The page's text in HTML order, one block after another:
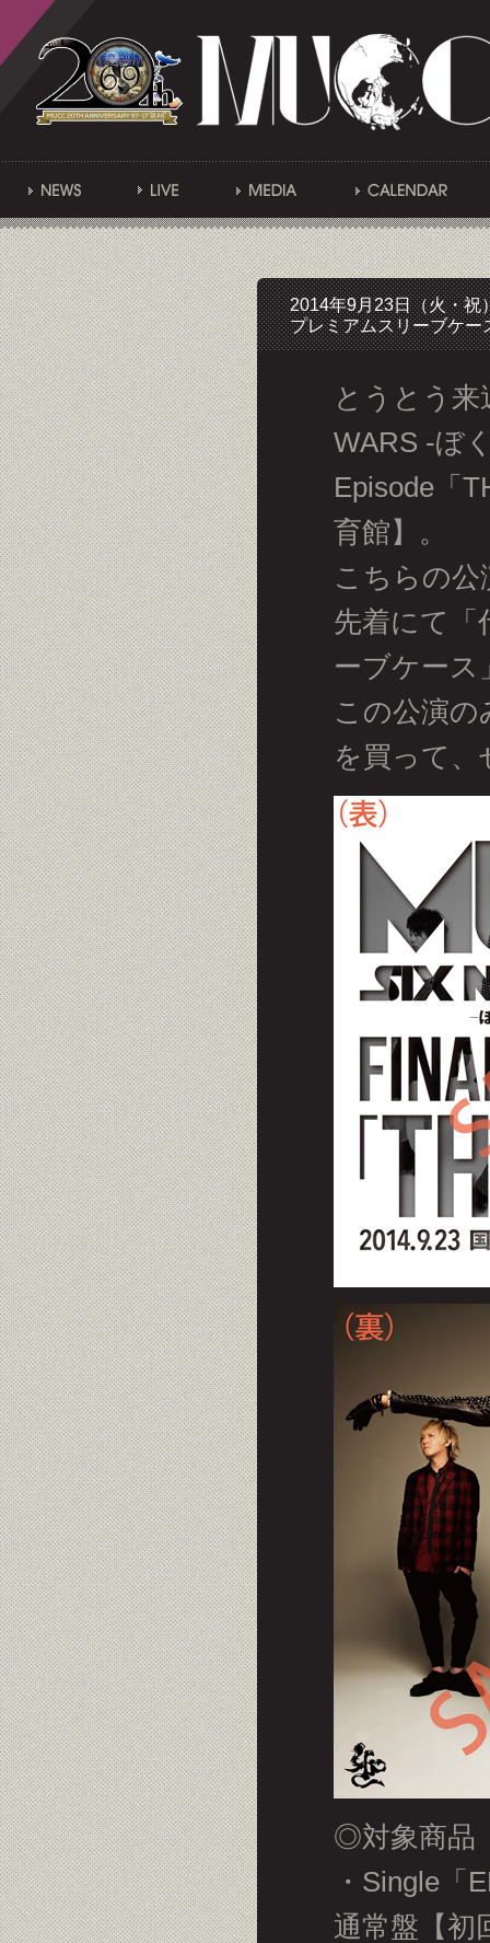
2014年9月23日（火・祝
プレミアムスリーブケー
とうとう来
WARS -ぼ
Episode「
育館】。
こちらの
先着にて「
ーブケース
この公演
を買って
◎対象商品
・Single「
通常盤【初